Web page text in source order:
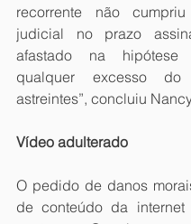
recorrente não
judicial no prazo
afastado na
qualquer excesso
astreintes”, concluiu
Vídeo adulterado
O pedido de danos
de conteúdo da